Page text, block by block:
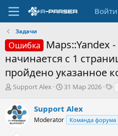
Войти
Задачи
Ошибка
Maps::Yandex
начинается с 1
пройдено указанное
А
т
о
р
Support Alex
Д
а
н
31 Мар 2026
Т
и
Support Alex
Moderator Команда форума